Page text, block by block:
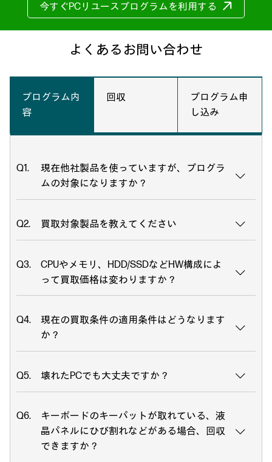
今すぐPCリユースプログラムを利用する
よくあるお問い合わせ
プログラム内
容
回収
プログラム申
し込み
現在他社製品を使っていますが、プログラ
ムの対象になりますか？
買取対象製品を教えてください
CPUやメモリ、HDD/SSDなどHW構成によ
って買取価格は変わりますか？
現在の買取条件の適用条件はどうなります
か？
壊れたPCでも大丈夫ですか？
キーボードのキーパットが取れている、液
晶パネルにひび割れなどがある場合、回収
できますか？